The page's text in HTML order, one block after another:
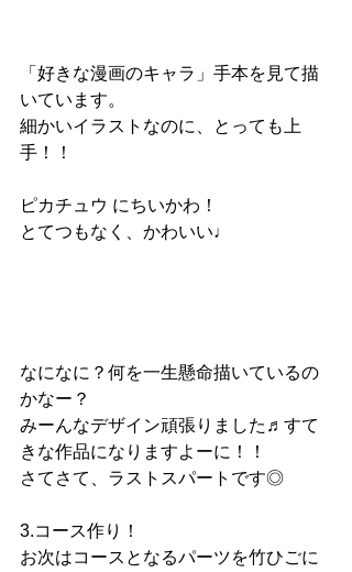
「好きな漫画のキャラ」手本を見て描
いています。
細かいイラストなのに、とっても上
手！！
ピカチュウ にちいかわ！
とてつもなく、かわいい♩
なになに？何を一生懸命描いているの
かなー？
みーんなデザイン頑張りました♬すて
きな作品になりますよーに！！
さてさて、ラストスパートです◎
3.コース作り！
お次はコースとなるパーツを竹ひごに